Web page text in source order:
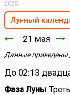
2025
Лунный
21 мая
Данные приведены
До 02:13
Фаза Луны: